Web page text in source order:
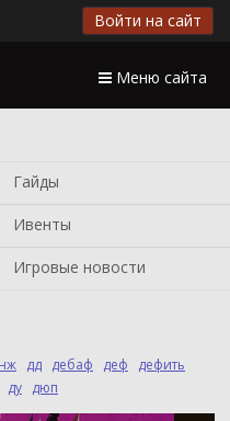
Войти на сайт
Меню сайта
Гайды
Ивенты
Игровые новости
дд дебаф деф
дефить
ду дюп